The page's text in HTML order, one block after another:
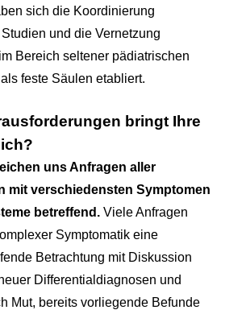
sich die Koordinierung
und die Vernetzung
Bereich seltener pädiatrischen
feste Säulen etabliert.
bringt Ihre
uns Anfragen aller
mit verschiedensten Symptomen
betreffend. Viele Anfragen
Symptomatik eine
Betrachtung mit Diskussion
Differentialdiagnosen und
Mut, bereits vorliegende Befunde